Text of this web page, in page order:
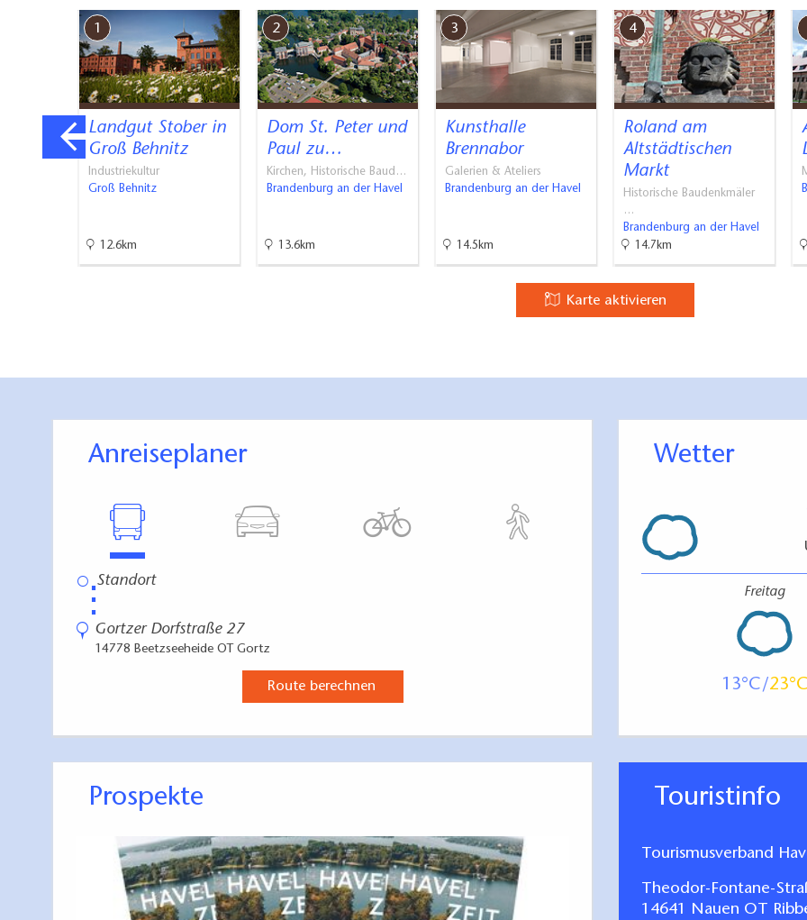
Besuchen Sie uns und besichtigen Sie unsere schöne kleine Dorfkirche!
Öffnungszeiten:nach Vereinbarung Tel. 033836 40591
(Förderverein Gortz e.V., Frau Rose)
1
Landgut Stober in
Groß Behnitz
Industriekultur
Groß Behnitz
12.6km
2
Dom St. Peter und
Paul zu…
Kirchen, Historische Baud…
Brandenburg an der Havel
13.6km
3
Kunsthalle
Brennabor
Galerien & Ateliers
Brandenburg an der Havel
14.5km
4
Roland am
Altstädtischen
Markt
Historische Baudenkmäler
…
Brandenburg an der Havel
14.7km
Karte aktivieren
Anreiseplaner
⋮
Gortzer Dorfstraße 27
14778 Beetzseeheide OT Gortz
Route berechnen
Wetter
Freitag
13 23
Prospekte Touristinfo
Tourismusverband
Theodor-Fontane-
14641 Nauen OT